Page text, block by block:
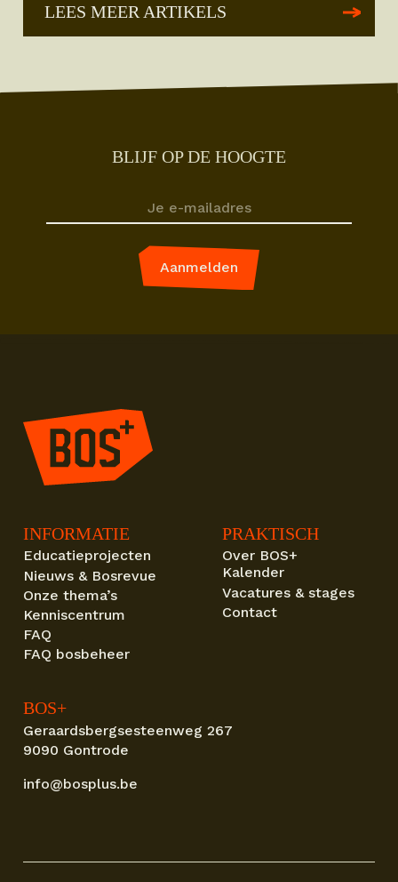
LEES MEER ARTIKELS
BLIJF OP DE HOOGTE
INFORMATIE
Educatieprojecten
Nieuws & Bosrevue
Onze thema’s
Kenniscentrum
FAQ
FAQ bosbeheer
PRAKTISCH
Over BOS+
Kalender
Vacatures & stages
Contact
BOS+
Geraardsbergsesteenweg 267
9090 Gontrode
info@bosplus.be